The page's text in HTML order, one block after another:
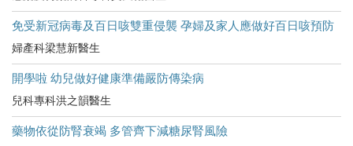
免受新冠病毒及百日咳雙重侵襲 孕婦及家人應做好百日咳預防
婦產科梁慧新醫生
開學啦 幼兒做好健康準備嚴防傳染病
兒科專科洪之韻醫生
藥物依從防腎衰竭 多管齊下減糖尿腎風險